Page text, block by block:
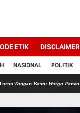
ETIK DISCLAIMER
NASIONAL POLITIK
Bantu Warga Panen Bayam